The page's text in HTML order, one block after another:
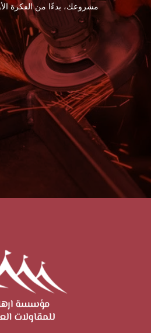
مشروعك، بدءًا من الفكرة